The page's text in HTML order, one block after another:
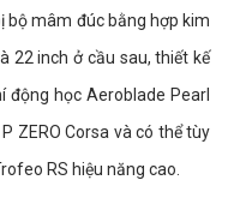
bộ mâm đúc bằng hợp kim
22 inch ở cầu sau, thiết kế
động học Aeroblade Pearl
ZERO Corsa và có thể tùy
RS hiệu năng cao.